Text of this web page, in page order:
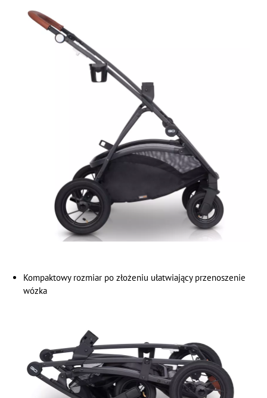
Kompaktowy rozmiar po złożeniu ułatwiający przenoszenie
wózka